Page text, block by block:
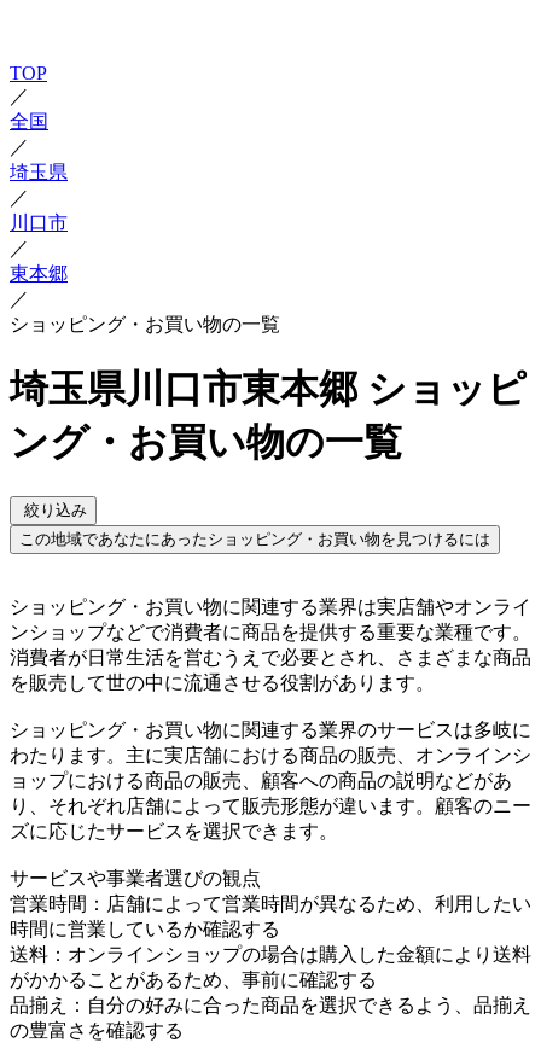
TOP
／
全国
／
埼玉県
／
川口市
／
東本郷
／
ショッピング・お買い物の一覧
埼玉県川口市東本郷 ショッピ
ング・お買い物の一覧
絞り込み
この地域であなたにあったショッピング・お買い物を見つけるには
ショッピング・お買い物に関連する業界は実店舗やオンライ
ンショップなどで消費者に商品を提供する重要な業種です。
消費者が日常生活を営むうえで必要とされ、さまざまな商品
を販売して世の中に流通させる役割があります。
ショッピング・お買い物に関連する業界のサービスは多岐に
わたります。主に実店舗における商品の販売、オンラインシ
ョップにおける商品の販売、顧客への商品の説明などがあ
り、それぞれ店舗によって販売形態が違います。顧客のニー
ズに応じたサービスを選択できます。
サービスや事業者選びの観点
営業時間：店舗によって営業時間が異なるため、利用したい
時間に営業しているか確認する
送料：オンラインショップの場合は購入した金額により送料
がかかることがあるため、事前に確認する
品揃え：自分の好みに合った商品を選択できるよう、品揃え
の豊富さを確認する